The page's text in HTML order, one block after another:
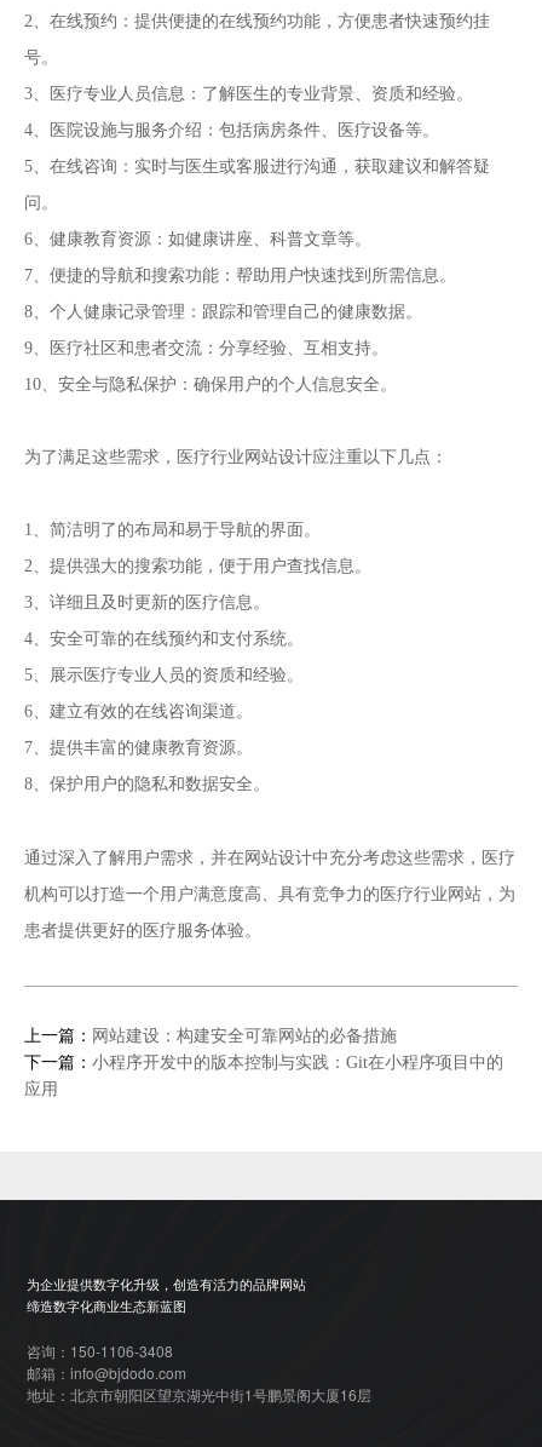
2、在线预约：提供便捷的在线预约功能，方便患者快速预约挂
号。
3、医疗专业人员信息：了解医生的专业背景、资质和经验。
4、医院设施与服务介绍：包括病房条件、医疗设备等。
5、在线咨询：实时与医生或客服进行沟通，获取建议和解答疑
问。
6、健康教育资源：如健康讲座、科普文章等。
7、便捷的导航和搜索功能：帮助用户快速找到所需信息。
8、个人健康记录管理：跟踪和管理自己的健康数据。
9、医疗社区和患者交流：分享经验、互相支持。
10、安全与隐私保护：确保用户的个人信息安全。
为了满足这些需求，医疗行业网站设计应注重以下几点：
1、简洁明了的布局和易于导航的界面。
2、提供强大的搜索功能，便于用户查找信息。
3、详细且及时更新的医疗信息。
4、安全可靠的在线预约和支付系统。
5、展示医疗专业人员的资质和经验。
6、建立有效的在线咨询渠道。
7、提供丰富的健康教育资源。
8、保护用户的隐私和数据安全。
通过深入了解用户需求，并在网站设计中充分考虑这些需求，医疗
机构可以打造一个用户满意度高、具有竞争力的医疗行业网站，为
患者提供更好的医疗服务体验。
上一篇： 网站建设：构建安全可靠网站的必备措施
下一篇： 小程序开发中的版本控制与实践：Git在小程序项目中的
应用
为企业提供数字化升级，创造有活力的品牌网站
缔造数字化商业生态新蓝图
咨询：150-1106-3408
邮箱：info@bjdodo.com
地址：北京市朝阳区望京湖光中街1号鹏景阁大厦16层